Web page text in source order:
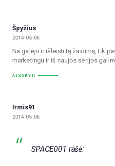
Špyžius
2014-05-06
Na galėjo ir išleisti tą žaidimą, tik
marketingu ir iš naujos serijos
ATSAKYTI
Irmis91
2014-05-06
SPACE001 rašė: